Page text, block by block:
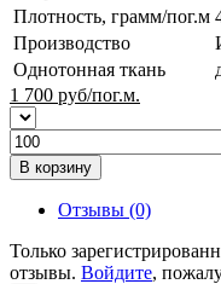
Плотность, грамм/пог.м
Производство
Однотонная ткань
1 700 руб/пог.м.
В корзину
Отзывы (0)
Только
отзывы. Войдите,